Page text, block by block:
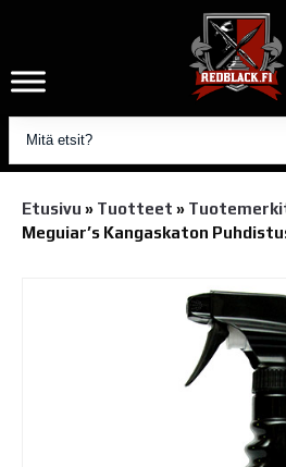
Etusivu » Tuotteet »
Meguiar’s Kangaskaton